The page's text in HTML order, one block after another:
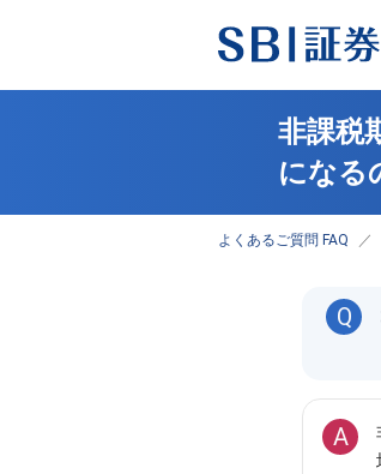
非課税
になる
よくあるご質問 FAQ
Q
A